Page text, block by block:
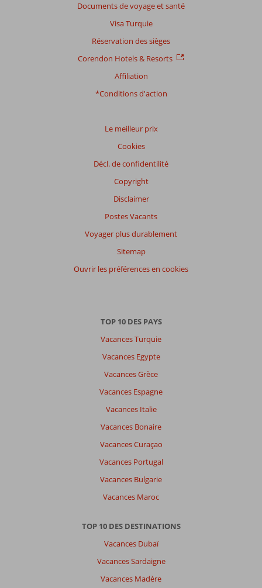
Documents de voyage et santé
Visa Turquie
Réservation des sièges
Corendon Hotels & Resorts
Affiliation
*Conditions d'action
Le meilleur prix
Cookies
Décl. de confidentilité
Copyright
Disclaimer
Postes Vacants
Voyager plus durablement
Sitemap
Ouvrir les préférences en cookies
TOP 10 DES PAYS
Vacances Turquie
Vacances Egypte
Vacances Grèce
Vacances Espagne
Vacances Italie
Vacances Bonaire
Vacances Curaçao
Vacances Portugal
Vacances Bulgarie
Vacances Maroc
TOP 10 DES DESTINATIONS
Vacances Dubaï
Vacances Sardaigne
Vacances Madère